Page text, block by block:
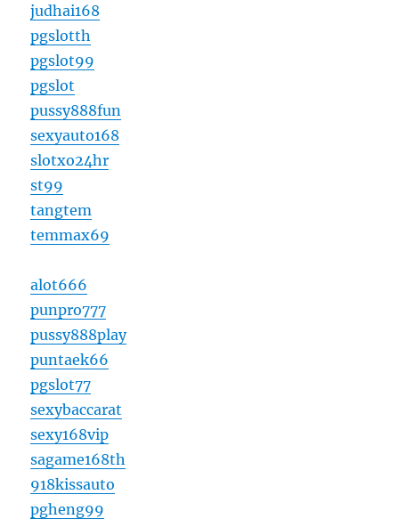
judhai168
pgslotth
pgslot99
pgslot
pussy888fun
sexyauto168
slotxo24hr
st99
tangtem
temmax69
alot666
punpro777
pussy888play
puntaek66
pgslot77
sexybaccarat
sexy168vip
sagame168th
918kissauto
pgheng99